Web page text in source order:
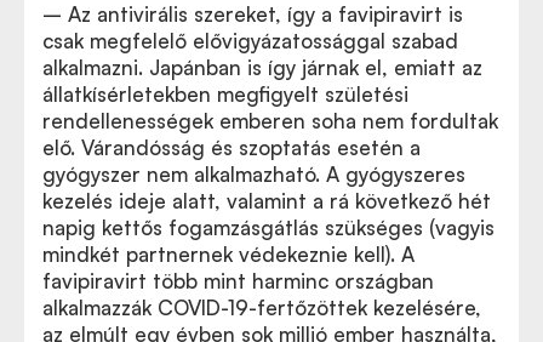
– Az antivirális szereket, így a favipiravirt is
csak megfelelő elővigyázatossággal szabad
alkalmazni. Japánban is így járnak el, emiatt az
állatkísérletekben megfigyelt születési
rendellenességek emberen soha nem fordultak
elő. Várandósság és szoptatás esetén a
gyógyszer nem alkalmazható. A gyógyszeres
kezelés ideje alatt, valamint a rá következő hét
napig kettős fogamzásgátlás szükséges (vagyis
mindkét partnernek védekeznie kell). A
favipiravirt több mint harminc országban
alkalmazzák COVID-19-fertőzöttek kezelésére,
az elmúlt egy évben sok millió ember használta,